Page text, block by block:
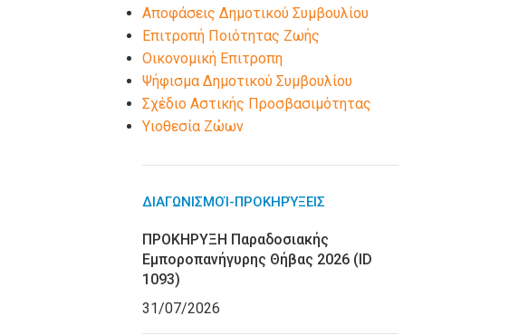
Αποφάσεις Δημοτικού Συμβουλίου
Επιτροπή Ποιότητας Ζωής
Οικονομική Επιτροπη
Ψήφισμα Δημοτικού Συμβουλίου
Σχέδιο Αστικής Προσβασιμότητας
Υιοθεσία Ζώων
ΔΙΑΓΩΝΙΣΜΟΊ-ΠΡΟΚΗΡΎΞΕΙΣ
ΠΡΟΚΗΡΥΞΗ Παραδοσιακής
Εμποροπανήγυρης Θήβας 2026 (ID
1093)
31/07/2026